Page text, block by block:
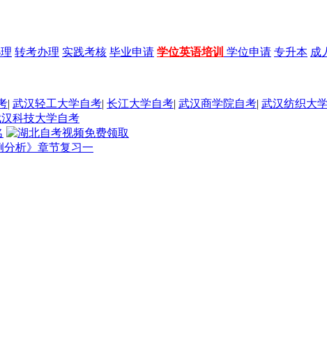
转考办理 实践考核 毕业申请 学位英语培训 学位申请 专升本 成
| 武汉轻工大学自考| 长江大学自考| 武汉商学院自考| 武汉纺织大
科技大学自考
分析》章节复习一